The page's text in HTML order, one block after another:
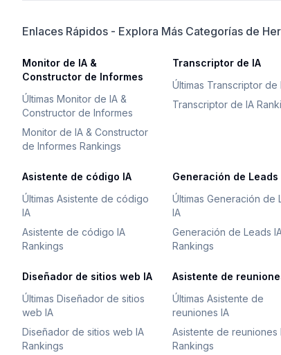
Enlaces Rápidos - Explora Más Categorías de
Monitor de IA &
Constructor de Informes
Últimas Monitor de IA &
Constructor de Informes
Monitor de IA & Constructor
de Informes Rankings
Transcriptor de IA
Últimas Transcriptor de
Transcriptor de IA
Asistente de código IA
Últimas Asistente de código
IA
Asistente de código IA
Rankings
Generación de Leads
Últimas Generación de
IA
Generación de Leads
Rankings
Diseñador de sitios web IA
Últimas Diseñador de sitios
web IA
Diseñador de sitios web IA
Rankings
Asistente de
Últimas Asistente de
reuniones IA
Asistente de reuniones
Rankings